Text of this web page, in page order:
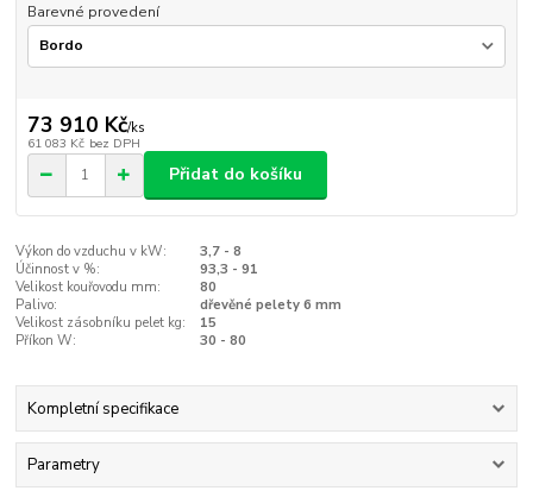
Barevné provedení
73 910 Kč/ks
61 083 Kč bez DPH
Přidat do košíku
Výkon do vzduchu v kW:
3,7 - 8
Účinnost v %:
93,3 - 91
Velikost kouřovodu mm:
80
Palivo:
dřevěné pelety 6 mm
Velikost zásobníku pelet kg:
15
Příkon W:
30 - 80
Kompletní specifikace
Parametry